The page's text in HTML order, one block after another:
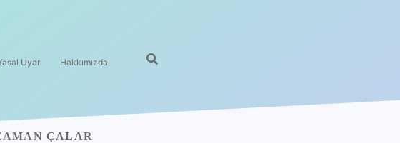
Uyarı Hakkımızda
ÇALAR